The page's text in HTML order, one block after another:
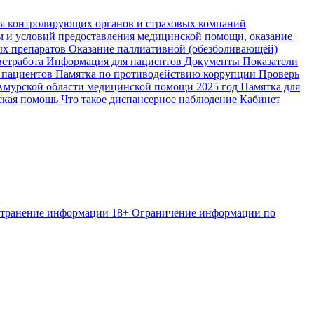
контролирующих органов и страховых компаний
условий предоставления медицинской помощи, оказание
препаратов Оказание паллиативной (обезболивающей)
Информация для пациентов Документы Показатели
Памятка по противодействию коррупции Проверь
области медицинской помощи 2025 год Памятка для
помощь Что такое диспансерное наблюдение Кабинет
информации 18+ Ограничение информации по